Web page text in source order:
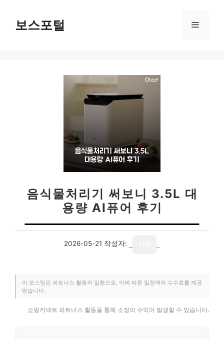
보스포털 메
음식물처리기 써보니 3.5L 대
용량 AI퓨어 후기
2026-05-21 작성자:
이 포스팅은 파트너스 활동의 일환으로, 이에 따른 일정액의 수수료를 제공
받습니다.
쇼핑커넥트 파트너스 활동을 통해 소정의 수익이 발생할 수 있습니다.